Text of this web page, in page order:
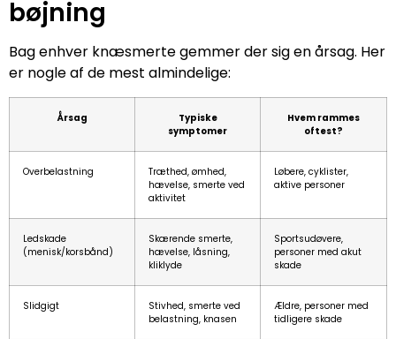
bøjning
Bag enhver knæsmerte gemmer der sig en årsag. Her
er nogle af de mest almindelige:
Årsag
Typiske
symptomer
Hvem rammes
oftest?
Overbelastning
Træthed, ømhed,
hævelse, smerte ved
aktivitet
Løbere, cyklister,
aktive personer
Ledskade
(menisk/korsbånd)
Skærende smerte,
hævelse, låsning,
kliklyde
Sportsudøvere,
personer med akut
skade
Slidgigt
Stivhed, smerte ved
belastning, knasen
Ældre, personer med
tidligere skade